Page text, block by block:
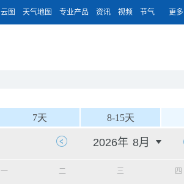
云图 天气地图 专业产品 资讯 视频 节气 更多
7天 8-15天
一 二 三 四